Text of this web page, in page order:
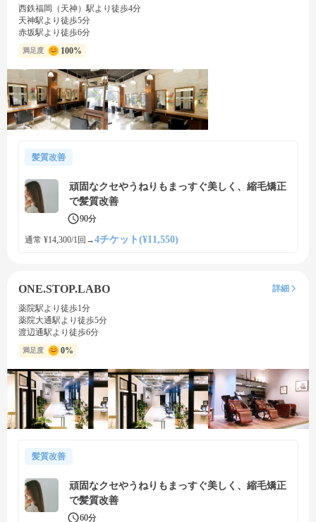
西鉄福岡（天神）駅より徒歩4分
天神駅より徒歩5分
赤坂駅より徒歩6分
満足度 100%
髪質改善
頑固なクセやうねりもまっすぐ美しく、縮毛矯正
で髪質改善
90分
通常 ¥14,300/1回 →4チケット(¥11,550)
ONE.STOP.LABO
詳細
薬院駅より徒歩1分
薬院大通駅より徒歩5分
渡辺通駅より徒歩6分
満足度 0%
髪質改善
頑固なクセやうねりもまっすぐ美しく、縮毛矯正
で髪質改善
60分